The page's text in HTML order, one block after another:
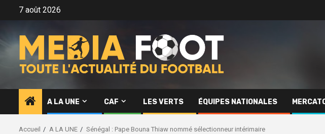
7 août 2026
A LA UNE CAF LES VERTS ÉQUIPES NATIONALES
Accueil A LA UNE Sénégal : Pape Bouna Thiaw nommé sélectionneur intérimaire